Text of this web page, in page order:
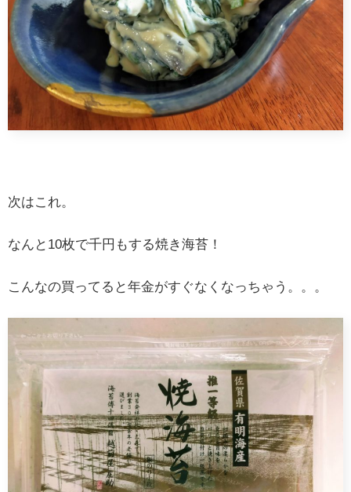
次はこれ。
なんと10枚で千円もする焼き海苔！
こんなの買ってると年金がすぐなくなっちゃう。。。